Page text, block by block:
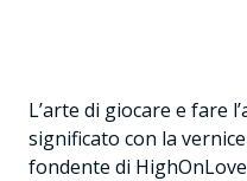
L’arte di giocare e fare
significato con la
fondente di HighOnLove